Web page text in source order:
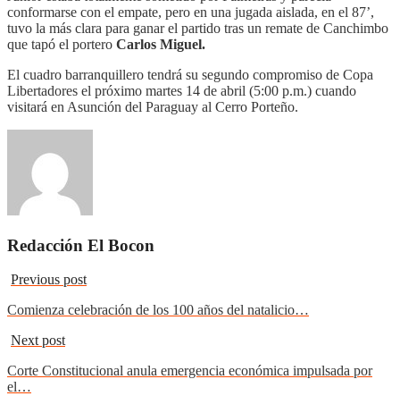
conformarse con el empate, pero en una jugada aislada, en el 87’,
tuvo la más clara para ganar el partido tras un remate de Canchimbo
que tapó el portero Carlos Miguel.
El cuadro barranquillero tendrá su segundo compromiso de Copa
Libertadores el próximo martes 14 de abril (5:00 p.m.) cuando
visitará en Asunción del Paraguay al Cerro Porteño.
Redacción El Bocon
Previous post
Comienza celebración de los 100 años del natalicio…
Next post
Corte Constitucional anula emergencia económica impulsada por
el…